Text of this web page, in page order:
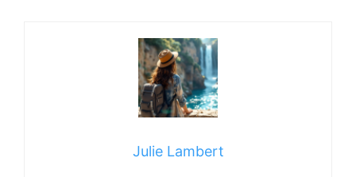
Julie Lambert